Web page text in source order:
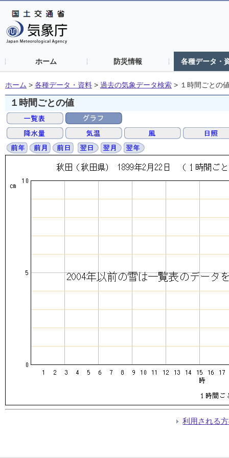
ホーム 防災情報 各種データ・
ホーム > 各種データ・資料 > 過去の気象データ検索 > １時間ごとの
１時間ごとの値
利用される